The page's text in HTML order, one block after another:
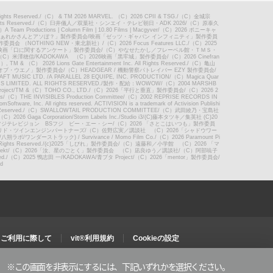
Reserved./ （C） & TM 2026 MARVEL. （C）2026 CPII & TSG./ （C）金城宗
Reserved./ （C）臼井儀人／双葉社・シンエイ・テレビ朝日・ADK 2026/ （C）原泰久
A Team Productions | Column Film | 10.80 Films | Macgyver/ （C）2026 ポニーキャ
れかさんとアソぼ？」製作委員会/映画「ゼッツ・ギャバン インフィニティ」製作委員
委員会 （NOTHING NEW・東北新社） / （C）2026 Focus Features LLC./ （C）2025
画「口に関するアンケート」製作委員会/ （C）やなせたかし／フレーベル館・ＴＭＳ・
C）米澤穂信/KADOKAWA （C）2026映画「黒牢城」製作委員会/ （C）2026 Cinefran
, TM & （C） 2026 Lions Gate Entertainment Inc. All Rights Reserved./ （C）亀山
ブ・ウエノ」製作委員会/ （C）HEADGEAR / 機動警察パトレイバー EZY 製作委員会/
MUSIC LTD. /A PARALLEL 28 EQUIPE, INC. PRODUCTION / （C）Magica Quar
LIMITED. ALL RIGHTS RESERVED./製作・配給：WOWOW/ （C）2004 MARSHB
/TM &（C）TOHO CO., LTD./ （C）2026「平行と垂直」製作委員会/ （C）2026 2
/ （C）THE INVISIBLES Production Committee/ （C）2002 REPRISE RECORDS IN
Inc. All rights reserved. ACTIVISION is a trademark of Activision Publishi
/ （C）SWALLOWTAIL PRODUCTION COMMITTEE/ （C）武田綾乃・宝島社
C）2026 Gaga Corporation/Storm Labels Inc./Studio i3/(C)藤本タツキ／集英社 (C)20
ジテレビジョン BSフジ ビー・エー・シー/ （C）2026 「さとこはいつも」製作委員
ド・ツインエンジンパートナーズ/ （C）佐野広実／講談社 （C）2026「シャドウワー
朔ラボ/ワンダーストラック) / Survivance / Momo Film Co./ （C）2026 Paramount Pi
Reserved./(c)2025「しびれ」製作委員会/ （C）遠藤和／小学館 （C）2026 「マ
/ （C）2026「汝、星のごとく」製作委員会 （C）凪良ゆう／講談社 / （C）阿部暁子
/ （C）2025 鴨志田 一/KADOKAWA/青ブタ Project/ （C）2026「mentor」製作委員会/
ご利用に際して vit®利用規約 Cookieの設定
※この画面を非表示にするには、 下記いずれかを選択ください。